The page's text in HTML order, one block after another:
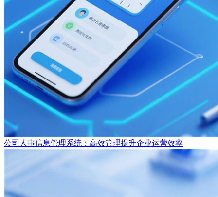
公司人事信息管理系统：高效管理提升企业运营效率